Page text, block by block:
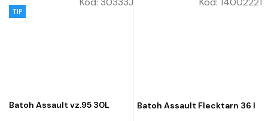
TIP
Batoh Assault vz.95 30L Batoh Assault Flecktarn 36 l